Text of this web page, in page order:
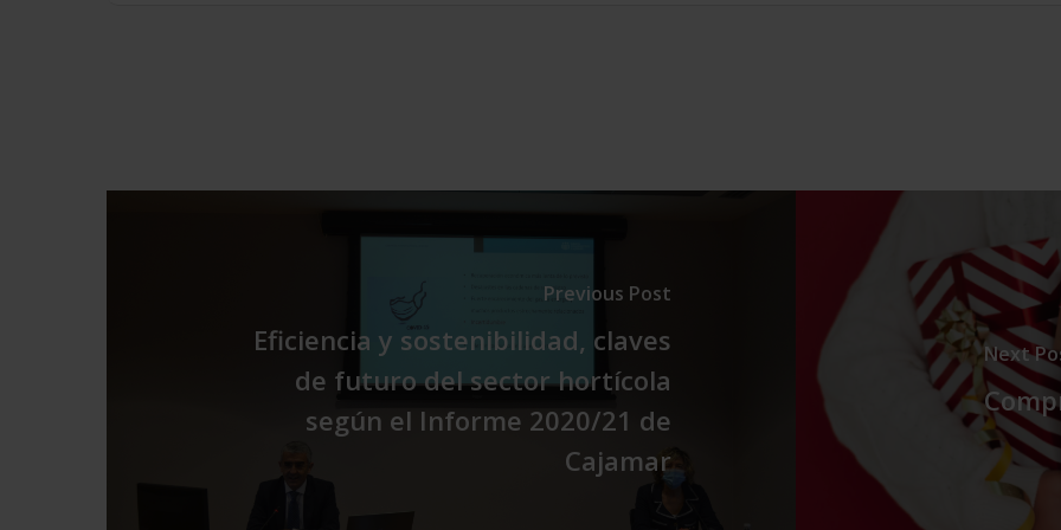
Previous Post
Eficiencia y sostenibilidad, claves
de futuro del sector hortícola
según el Informe 2020/21 de
Cajamar
Next